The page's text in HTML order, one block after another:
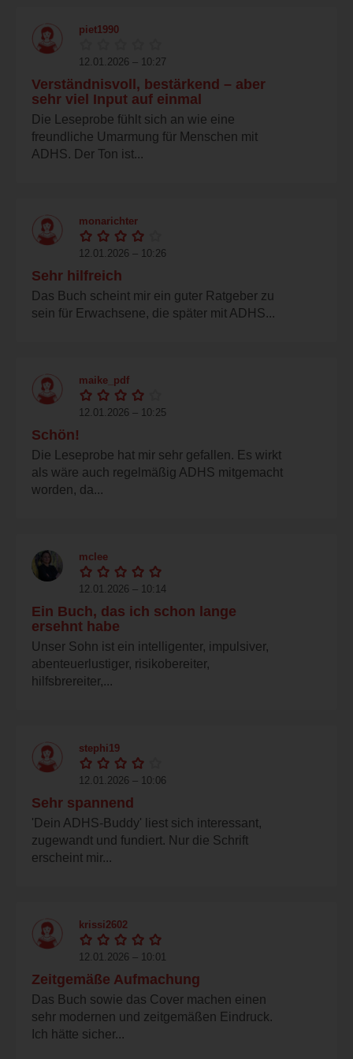
piet1990
12.01.2026 – 10:27
Verständnisvoll, bestärkend – aber
sehr viel Input auf einmal
Die Leseprobe fühlt sich an wie eine
freundliche Umarmung für Menschen mit
ADHS. Der Ton ist...
monarichter
12.01.2026 – 10:26
Sehr hilfreich
Das Buch scheint mir ein guter Ratgeber zu
sein für Erwachsene, die später mit ADHS...
maike_pdf
12.01.2026 – 10:25
Schön!
Die Leseprobe hat mir sehr gefallen. Es wirkt
als wäre auch regelmäßig ADHS mitgemacht
worden, da...
mclee
12.01.2026 – 10:14
Ein Buch, das ich schon lange
ersehnt habe
Unser Sohn ist ein intelligenter, impulsiver,
abenteuerlustiger, risikobereiter,
hilfsbrereiter,...
stephi19
12.01.2026 – 10:06
Sehr spannend
'Dein ADHS-Buddy' liest sich interessant,
zugewandt und fundiert. Nur die Schrift
erscheint mir...
krissi2602
12.01.2026 – 10:01
Zeitgemäße Aufmachung
Das Buch sowie das Cover machen einen
sehr modernen und zeitgemäßen Eindruck.
Ich hätte sicher...